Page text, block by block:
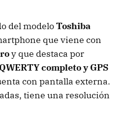
del modeloToshiba
que viene con
y que destaca por
completo y GPS
con pantalla externa.
tiene una resolución